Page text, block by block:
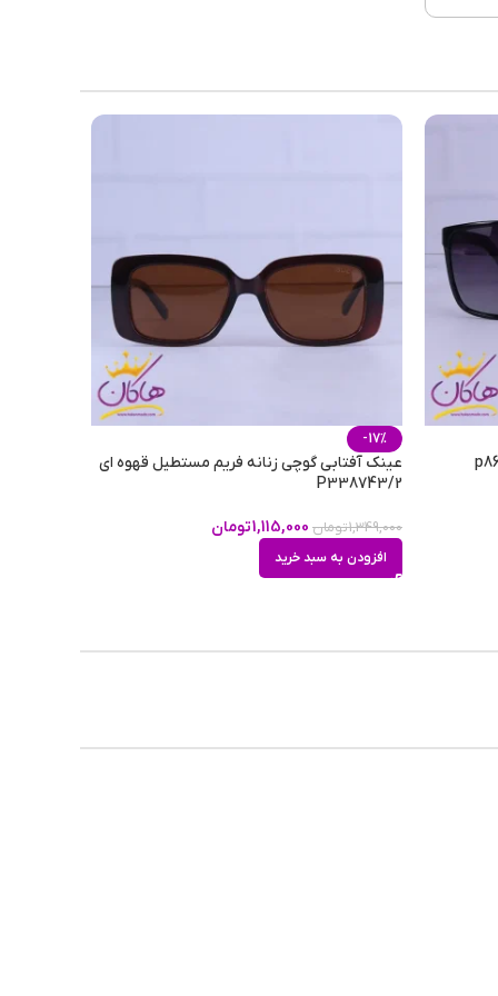
-17%
عینک آفتابی گوچی زنانه فریم مستطیل قهوه ای
P338743/2
1,349,000تومان 1,115,000تومان
افزودن به سبد خرید